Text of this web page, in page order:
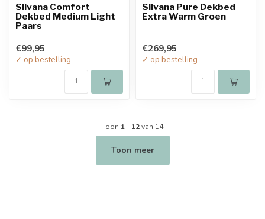
Silvana Comfort
Dekbed Medium Light
Paars
€99,95
✓ op bestelling
Silvana Pure Dekbed
Extra Warm Groen
€269,95
✓ op bestelling
Toon 1 - 12van 14
Toon meer